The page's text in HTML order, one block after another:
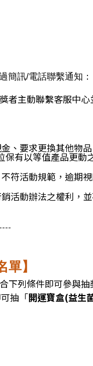
簡訊/電話聯繫通知：
者主動聯繫客服中
、要求更換其他物
保有以等值產品更動
符活動規範，逾期視
活動辦法之權利，
單】
下列條件即可參與抽
抽「開運寶盒(益生